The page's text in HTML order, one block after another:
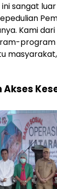
sangat
Kami dari
program